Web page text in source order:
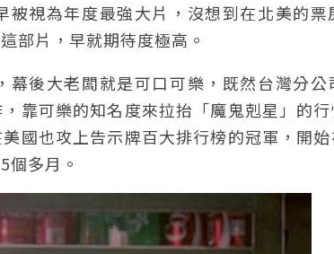
視為年度最強大片，沒想到在北美的票
部片，早就期待度極高。
後大老闆就是可口可樂，既然台灣分公
靠可樂的知名度來拉抬「魔鬼剋星」的
國也攻上告示牌百大排行榜的冠軍，開
個多月。